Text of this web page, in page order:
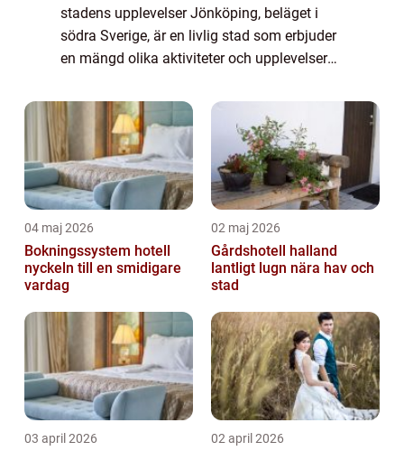
stadens upplevelser Jönköping, beläget i
södra Sverige, är en livlig stad som erbjuder
en mängd olika aktiviteter och upplevelser
historiska platser och moderna attraktio...
04 maj 2026
Bokningssystem hotell
nyckeln till en smidigare
vardag
02 maj 2026
Gårdshotell halland
lantligt lugn nära hav och
stad
03 april 2026 02 april 2026